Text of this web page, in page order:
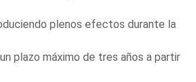
plenos efectos durante la
plazo máximo de tres años a partir